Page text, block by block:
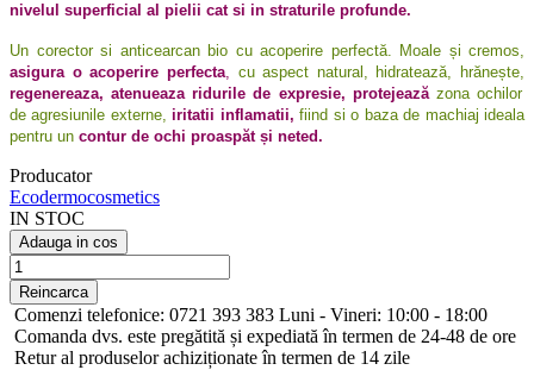
nivelul superficial al pielii cat si in straturile profunde.
Un corector si anticearcan bio cu acoperire perfectă. Moale și cremos,
asigura o acoperire perfecta, cu aspect natural, hidratează, hrănește,
regenereaza, atenueaza ridurile de expresie, protejează zona ochilor
de agresiunile externe, iritatii inflamatii, fiind si o baza de machiaj ideala
pentru un contur de ochi proaspăt și neted.
Producator
Ecodermocosmetics
IN STOC
Adauga in cos
Comenzi telefonice: 0721 393 383 Luni - Vineri: 10:00 - 18:00
Comanda dvs. este pregătită și expediată în termen de 24-48 de ore
Retur al produselor achiziționate în termen de 14 zile